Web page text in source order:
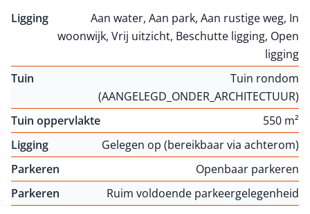
Ligging
Aan water, Aan park, Aan rustige weg, In
woonwijk, Vrij uitzicht, Beschutte ligging, Open
ligging
Tuin
Tuin rondom
(AANGELEGD_ONDER_ARCHITECTUUR)
Tuin oppervlakte
550 m²
Ligging
Gelegen op (bereikbaar via achterom)
Parkeren
Openbaar parkeren
Parkeren
Ruim voldoende parkeergelegenheid